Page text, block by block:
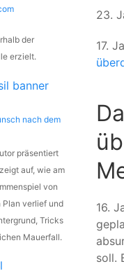
23.
17.
16.
soll.
der
erzielt.
nach dem
präsentiert
auf, wie am
von
Plan verlief und
Tricks
Mauerfall.